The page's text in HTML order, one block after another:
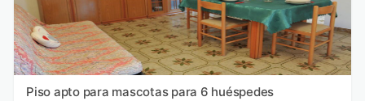
Piso apto para mascotas para 6 huéspedes